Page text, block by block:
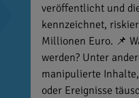
veröffentlicht und
kennzeichnet,
Millionen Euro. 📌
werden? Unter
manipulierte
oder Ereignisse